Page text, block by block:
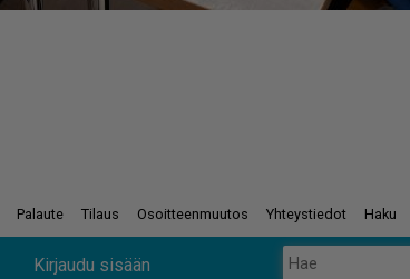
Palaute Tilaus Osoitteenmuutos Yhteystiedot Haku
Kirjaudu sisään